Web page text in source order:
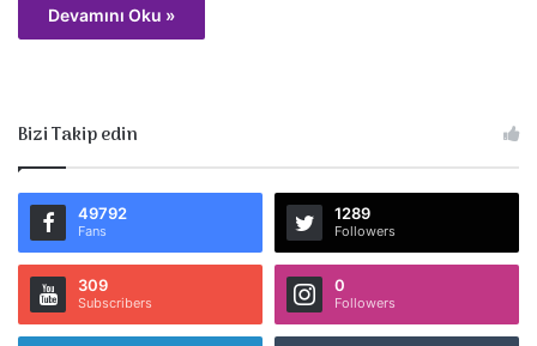
Devamını Oku »
Bizi Takip edin
49792
Fans
1289
Followers
309
Subscribers
0
Followers